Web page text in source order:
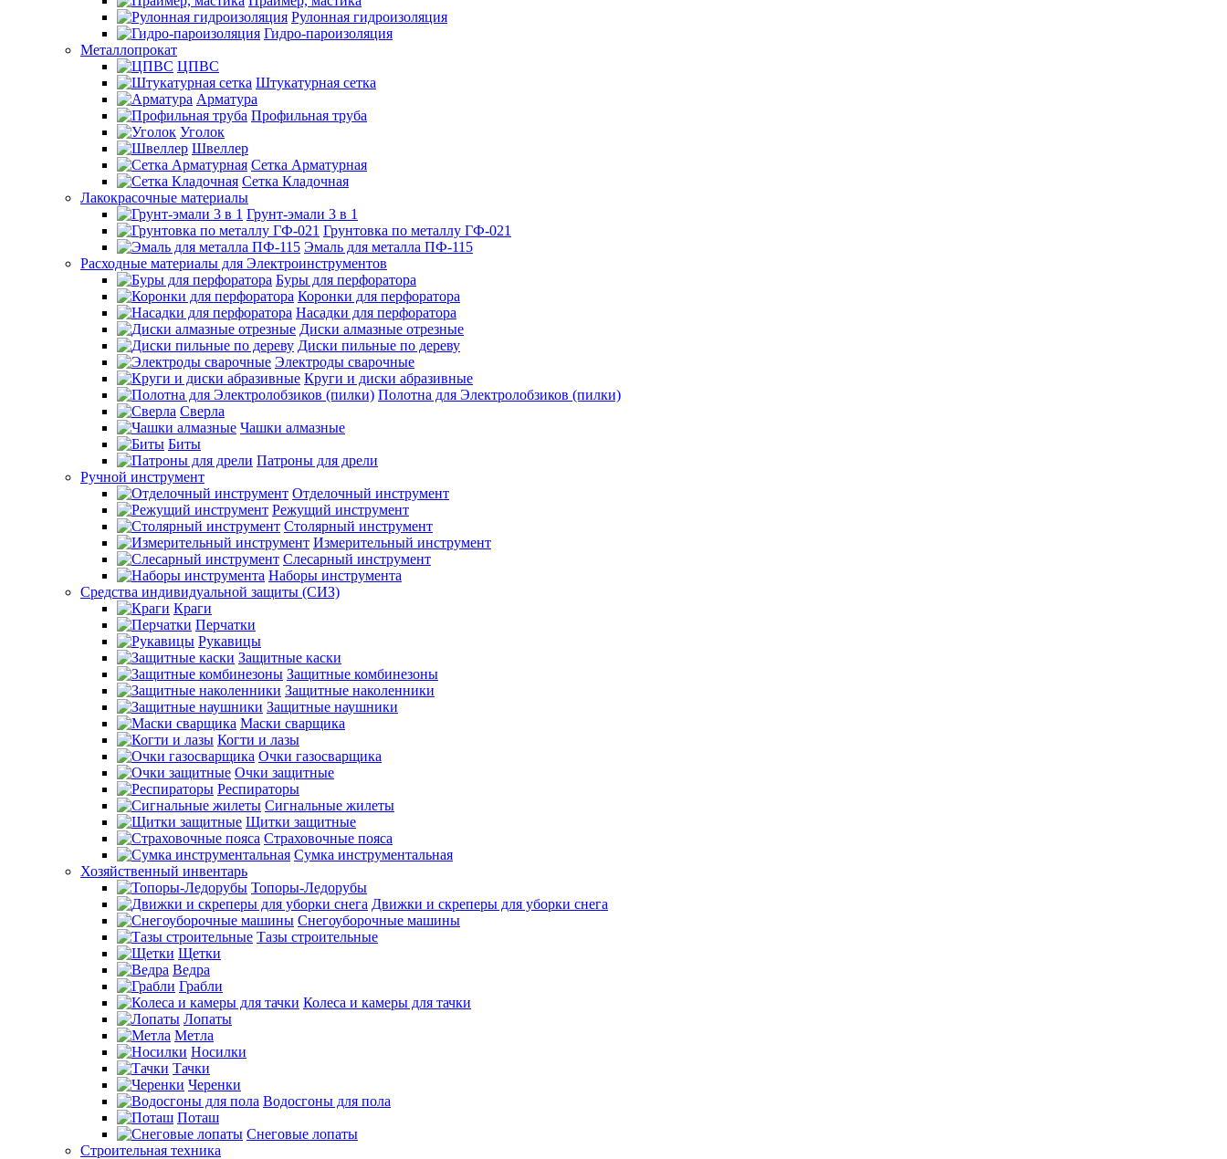
Рулонная гидроизоляция
Гидро-пароизоляция
Металлопрокат
ЦПВС
Штукатурная сетка
Арматура
Профильная труба
Уголок
Швеллер
Сетка Арматурная
Сетка Кладочная
Лакокрасочные материалы
Грунт-эмали 3 в 1
Грунтовка по металлу ГФ-021
Эмаль для металла ПФ-115
Расходные материалы для Электроинструментов
Буры для перфоратора
Коронки для перфоратора
Насадки для перфоратора
Диски алмазные отрезные
Диски пильные по дереву
Электроды сварочные
Круги и диски абразивные
Полотна для Электролобзиков (пилки)
Сверла
Чашки алмазные
Биты
Патроны для дрели
Ручной инструмент
Отделочный инструмент
Режущий инструмент
Столярный инструмент
Измерительный инструмент
Слесарный инструмент
Наборы инструмента
Средства индивидуальной защиты (СИЗ)
Краги
Перчатки
Рукавицы
Защитные каски
Защитные комбинезоны
Защитные наколенники
Защитные наушники
Маски сварщика
Когти и лазы
Очки газосварщика
Очки защитные
Респираторы
Сигнальные жилеты
Щитки защитные
Страховочные пояса
Сумка инструментальная
Хозяйственный инвентарь
Топоры-Ледорубы
Движки и скреперы для уборки снега
Снегоуборочные машины
Тазы строительные
Щетки
Ведра
Грабли
Колеса и камеры для тачки
Лопаты
Метла
Носилки
Тачки
Черенки
Водосгоны для пола
Поташ
Снеговые лопаты
Строительная техника